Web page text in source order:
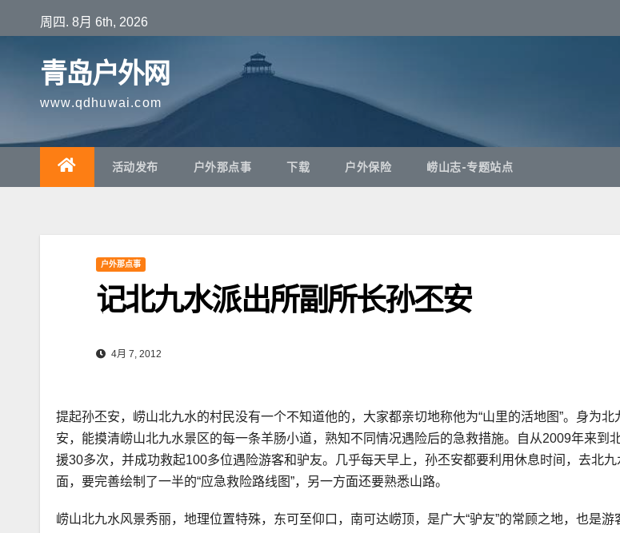
至
周四. 8月 6th, 2026
青岛户外网
www.qdhuwai.com
活动发布 户外那点事 下载 户外保险 崂山志-专题站点
户外那点事
记北九水派出所副所长孙丕安
4月 7, 2012
提起孙丕安，崂山北九水的村民没有一个不知道他的，大家都亲切地称他为“山里的活地图”。身为
安，能摸清崂山北九水景区的每一条羊肠小道，熟知不同情况遇险后的急救措施。自从2009年来到
援30多次，并成功救起100多位遇险游客和驴友。几乎每天早上，孙丕安都要利用休息时间，去北
面，要完善绘制了一半的“应急救险路线图”，另一方面还要熟悉山路。
崂山北九水风景秀丽，地理位置特殊，东可至仰口，南可达崂顶，是广大“驴友”的常顾之地，也是游